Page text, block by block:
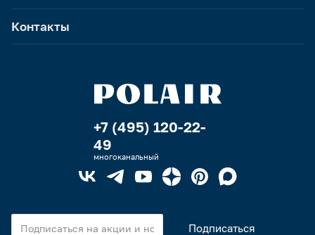
Контакты
+7 (495) 120-22-
49
многоканальный